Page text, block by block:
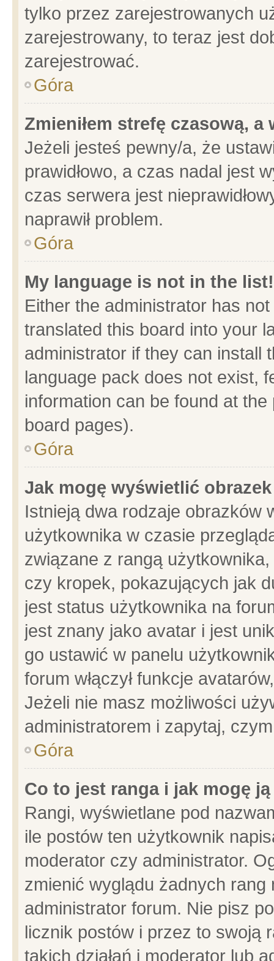
tylko przez zarejestrowanych
zarejestrowany, to teraz jest
zarejestrować.
Góra
Zmieniłem strefę czasową,
Jeżeli jesteś pewny/a, że
prawidłowo, a czas nadal jest
czas serwera jest
naprawił problem.
Góra
My language is not in the list!
Either the administrator has
translated this board into your
administrator if they can install
language pack does not exist,
information can be found at
board pages).
Góra
Jak mogę wyświetlić
Istnieją dwa rodzaje obrazków
użytkownika w czasie
związane z rangą
czy kropek, pokazujących jak
jest status użytkownika na
jest znany jako avatar i jest
go ustawić w panelu
forum włączył funkcje
Jeżeli nie masz możliwości
administratorem i zapytaj,
Góra
Co to jest ranga i jak mogę
Rangi, wyświetlane pod
ile postów ten użytkownik
moderator czy administrator.
zmienić wyglądu żadnych
administrator forum. Nie pisz
licznik postów i przez to swoją
takich działań i moderator lub